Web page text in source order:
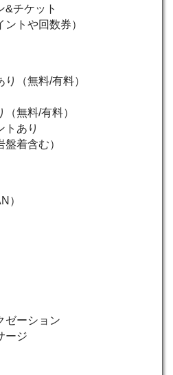
&チケット
トや回数券）
（無料/有料）
（無料/有料）
トあり
着含む）
）
ゼーション
ージ